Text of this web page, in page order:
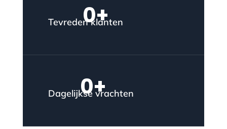
0+
Tevreden klanten
0+
Dagelijkse vrachten